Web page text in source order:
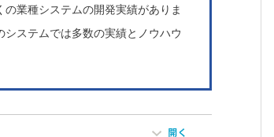
の業種システムの開発実績がありま
システムでは多数の実績とノウハウ